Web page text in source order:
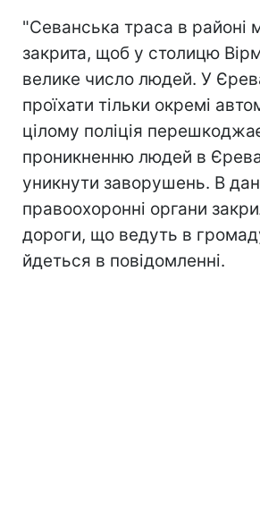
"Севанська траса в районі
закрита, щоб у столицю
велике число людей. У
проїхати тільки окремі
цілому поліція
проникненню людей в
уникнути заворушень. В
правоохоронні органи
дороги, що ведуть в
йдеться в повідомленні.